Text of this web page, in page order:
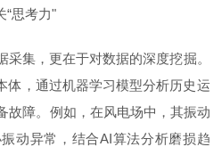
“思考力"
集，更在于对数据的深度挖掘。
体，通过机器学习模型分析历史运
故障。例如，在风电场中，其振动
动异常，结合AI算法分析磨损趋